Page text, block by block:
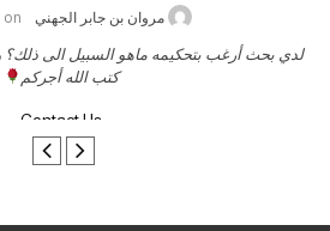
حامد الزريقي on يناير 25, 2026
السلام عليكم ورحمة الله وبركاتة